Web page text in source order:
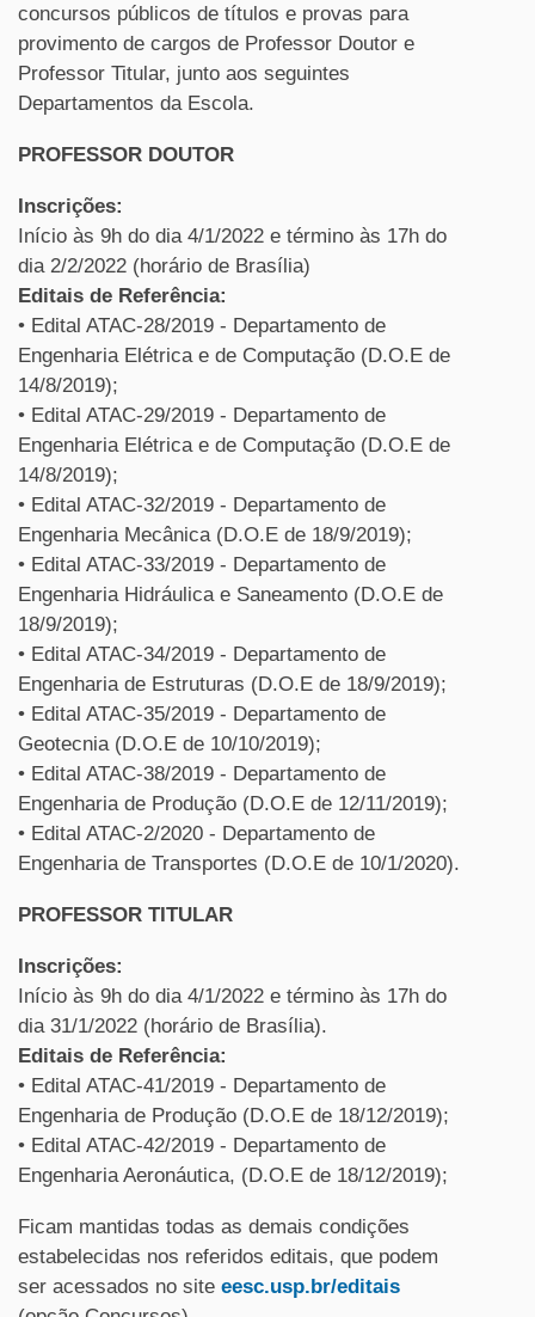
concursos públicos de títulos e provas para
provimento de cargos de Professor Doutor e
Professor Titular, junto aos seguintes
Departamentos da Escola.
PROFESSOR DOUTOR
Inscrições:
Início às 9h do dia 4/1/2022 e término às 17h do
dia 2/2/2022 (horário de Brasília)
Editais de Referência:
• Edital ATAC-28/2019 - Departamento de
Engenharia Elétrica e de Computação (D.O.E de
14/8/2019);
• Edital ATAC-29/2019 - Departamento de
Engenharia Elétrica e de Computação (D.O.E de
14/8/2019);
• Edital ATAC-32/2019 - Departamento de
Engenharia Mecânica (D.O.E de 18/9/2019);
• Edital ATAC-33/2019 - Departamento de
Engenharia Hidráulica e Saneamento (D.O.E de
18/9/2019);
• Edital ATAC-34/2019 - Departamento de
Engenharia de Estruturas (D.O.E de 18/9/2019);
• Edital ATAC-35/2019 - Departamento de
Geotecnia (D.O.E de 10/10/2019);
• Edital ATAC-38/2019 - Departamento de
Engenharia de Produção (D.O.E de 12/11/2019);
• Edital ATAC-2/2020 - Departamento de
Engenharia de Transportes (D.O.E de 10/1/2020).
PROFESSOR TITULAR
Inscrições:
Início às 9h do dia 4/1/2022 e término às 17h do
dia 31/1/2022 (horário de Brasília).
Editais de Referência:
• Edital ATAC-41/2019 - Departamento de
Engenharia de Produção (D.O.E de 18/12/2019);
• Edital ATAC-42/2019 - Departamento de
Engenharia Aeronáutica, (D.O.E de 18/12/2019);
Ficam mantidas todas as demais condições
estabelecidas nos referidos editais, que podem
ser acessados no site eesc.usp.br/editais